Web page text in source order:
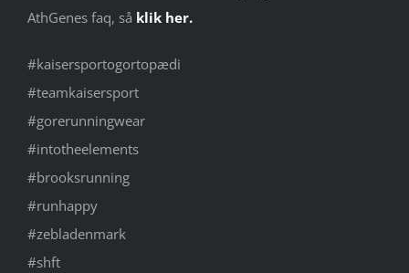
AthGenes faq, så klik her.
#kaisersportogortopædi
#teamkaisersport
#gorerunningwear
#intotheelements
#brooksrunning
#runhappy
#zebladenmark
#shft